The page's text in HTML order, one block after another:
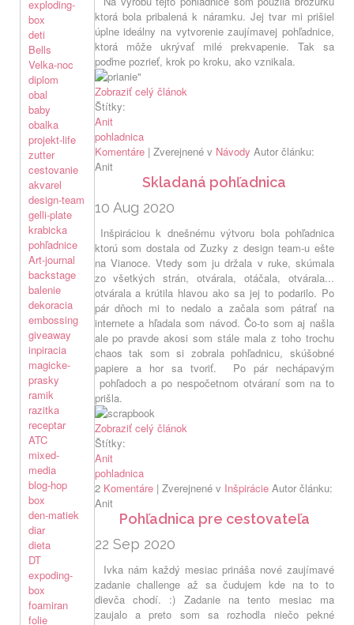
ktorá bola pribalená k náramku. Jej tvar mi prišiel
úplne ideálny na vytvorenie zaujímavej pohľadnice,
ktorá môže ukrývať milé prekvapenie. Tak sa
poďme pozrieť, krok po kroku, ako vznikala.
Zobraziť celý článok
Štítky:
Anit
pohladnica
Komentáre| Zverejnené v Návody Autor článku:
Anit
Skladaná pohľadnica
10 Aug 2020
Inšpiráciou k dnešnému výtvoru bola pohľadnica
ktorú som dostala od Zuzky z design team-u ešte
na Vianoce. Vtedy som ju držala v ruke, skúmala
zo všetkých strán, otvárala, otáčala, otvárala...
otvárala a krútila hlavou ako sa jej to podarilo. Po
pár dňoch mi to nedalo a začala som pátrať na
internete a hľadala som návod. Čo-to som aj našla
ale po pravde akosi som stále mala z toho trochu
chaos tak som si zobrala pohľadnicu, skúšobné
papiere a hor sa tvoriť. Po pár nechápavým
pohľadoch a po nespočetnom otváraní som na to
prišla.
Zobraziť celý článok
Štítky:
Anit
pohladnica
2 Komentáre| Zverejnené v InšpirácieAutor článku:
Anit
Pohľadnica pre cestovateľa
22 Sep 2020
Ivka nám každý mesiac prináša nové zaujímavé
zadanie challenge až sa čudujem kde na to to
dievča chodí. :) Zadanie na tento mesiac ma
zaujalo a preto som sa rozhodla niečo pekné
exploding-
box
deti
Bells
Velka-noc
diplom
obal
baby
obalka
projekt-life
zutter
cestovanie
akvarel
design-team
gelli-plate
krabicka
pohľadnice
Art-journal
backstage
balenie
dekoracia
embossing
giveaway
inpiracia
magicke-
prasky
ramik
razitka
receptar
ATC
mixed-
media
blog-hop
box
den-matiek
diar
dieta
DT
expoding-
box
foamiran
folie